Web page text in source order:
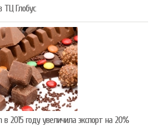
ТЦ Глобус
2015 году увеличила экспорт на 20%